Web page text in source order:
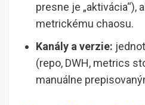
presne je „aktivácia“),
metrickému chaosu.
Kanály a verzie:
(repo, DWH, metrics
manuálne